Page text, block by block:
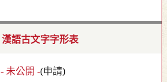
漢語古文字字形表
- 未公開 -(申請)